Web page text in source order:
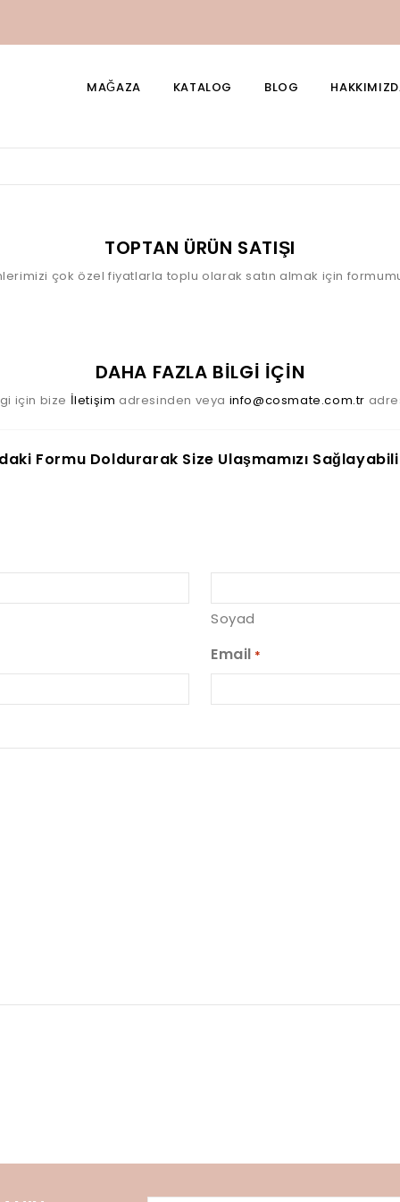
MAĞAZA KATALOG BLOG
TOPTAN ÜRÜN SATIŞI
çok özel fiyatlarla toplu olarak satın almak için
DAHA FAZLA BİLGİ İÇİN
için bize İletişim adresinden veya info@cosmate.com.tr
Formu Doldurarak Size Ulaşmamızı
Soyad
Email *